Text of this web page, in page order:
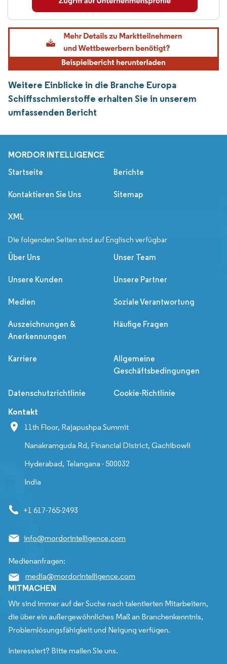
Weitere Einblicke in die Branche Europa
Schiffsschmierstoffe erhalten Sie in unserem
umfassenden Bericht
MORDOR INTELLIGENCE
Startseite Berichte
Kontaktieren Sie Uns Sitemap
XML
Die folgenden Seiten sind auf Englisch verfügbar
Über Uns Unser Team
Unsere Kunden Unsere Partner
Medien Soziale Verantwortung
Auszeichnungen &
Anerkennungen
Häufige Fragen
Karriere
Allgemeine
Geschäftsbedingungen
Datenschutzrichtlinie Cookie-Richtlinie
Kontakt
11th Floor, Rajapushpa Summit
Nanakramguda Rd, Financial District, Gachibowli
Hyderabad, Telangana - 500032
India
+1 617-765-2493
info@mordorintelligence.com
Medienanfragen:
media@mordorintelligence.com
MITMACHEN
Wir sind immer auf der Suche nach talentierten Mitarbeitern,
die über ein außergewöhnliches Maß an Branchenkenntnis,
Problemlösungsfähigkeit und Neigung verfügen.
Interessiert? Bitte mailen Sie uns.